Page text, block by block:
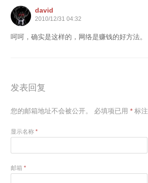
david
2010/12/31 04:32
呵呵，确实是这样的，网络是赚钱的好方法。
发表回复
您的邮箱地址不会被公开。 必填项已用* 标注
显示名称*
邮箱*